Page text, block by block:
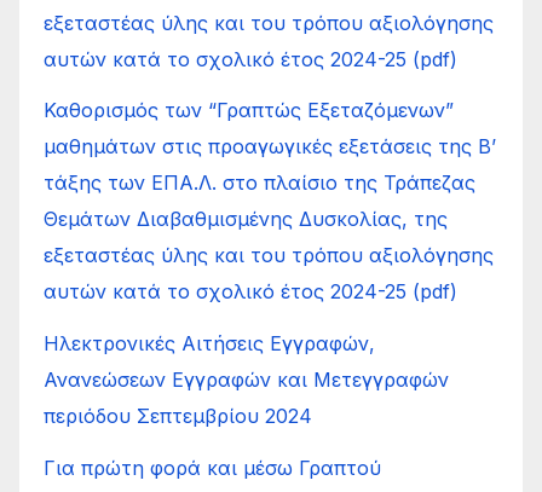
εξεταστέας ύλης και του τρόπου αξιολόγησης
αυτών κατά το σχολικό έτος 2024-25 (pdf)
Καθορισμός των “Γραπτώς Εξεταζόμενων”
μαθημάτων στις προαγωγικές εξετάσεις της Β’
τάξης των ΕΠΑ.Λ. στο πλαίσιο της Τράπεζας
Θεμάτων Διαβαθμισμένης Δυσκολίας, της
εξεταστέας ύλης και του τρόπου αξιολόγησης
αυτών κατά το σχολικό έτος 2024-25 (pdf)
Ηλεκτρονικές Αιτήσεις Εγγραφών,
Ανανεώσεων Εγγραφών και Μετεγγραφών
περιόδου Σεπτεμβρίου 2024
Για πρώτη φορά και μέσω Γραπτού